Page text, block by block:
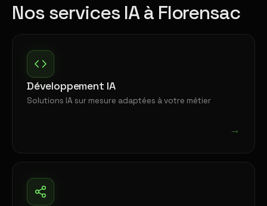
Nos services IA à Florensac
Développement IA
Solutions IA sur mesure adaptées à votre métier
→